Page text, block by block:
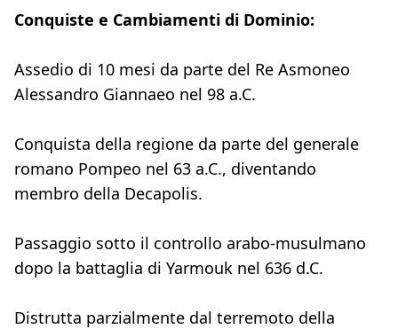
Conquiste e Cambiamenti di Dominio:
Assedio di 10 mesi da parte del Re Asmoneo
Alessandro Giannaeo nel 98 a.C.
Conquista della regione da parte del generale
romano Pompeo nel 63 a.C., diventando
membro della Decapolis.
Passaggio sotto il controllo arabo-musulmano
dopo la battaglia di Yarmouk nel 636 d.C.
Distrutta parzialmente dal terremoto della